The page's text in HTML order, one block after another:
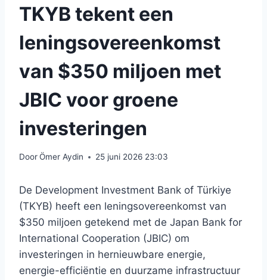
TKYB tekent een
leningsovereenkomst
van $350 miljoen met
JBIC voor groene
investeringen
DoorÖmer Aydin 25 juni 2026 23:03
De Development Investment Bank of Türkiye
(TKYB) heeft een leningsovereenkomst van
$350 miljoen getekend met de Japan Bank for
International Cooperation (JBIC) om
investeringen in hernieuwbare energie,
energie-efficiëntie en duurzame infrastructuur